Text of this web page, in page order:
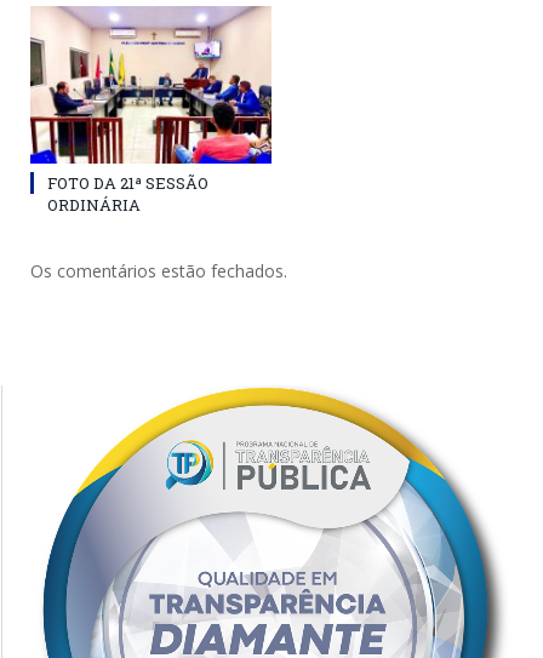
FOTO DA 21ª SESSÃO
ORDINÁRIA
Os comentários estão fechados.